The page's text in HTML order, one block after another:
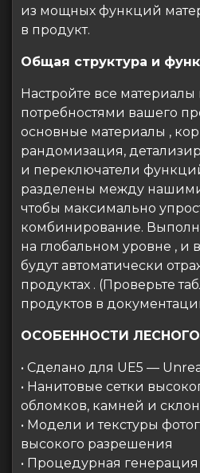
из мощных функций
в продукт.
Общая структура и
Настройте все материалы
потребностями вашего
основные материалы ,
рандомизация,
и переключатели
разделены между
чтобы максимально
комбинирование.
на глобальном уровне , и
будут автоматически
продуктах . (Проверьте
продуктов в
ОСОБЕННОСТИ
• Сделано для UE5 —
• Нанитовые сетки
обломков, камней и
• Модели и текстуры
высокого разрешения
• Процедурная генерация